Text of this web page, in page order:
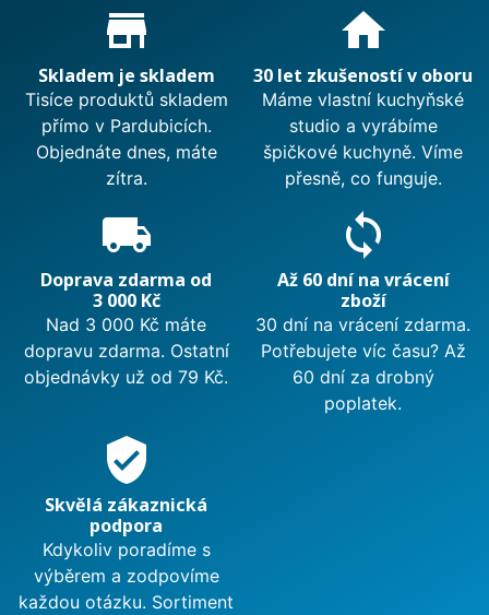
Proč nakupovat u nás?
store_mall_directory
Skladem je skladem
Tisíce produktů skladem
přímo v Pardubicích.
Objednáte dnes, máte
zítra.
home
30 let zkušeností v oboru
Máme vlastní kuchyňské
studio a vyrábíme
špičkové kuchyně. Víme
přesně, co funguje.
local_shipping
Doprava zdarma od
3 000 Kč
Nad 3 000 Kč máte
dopravu zdarma. Ostatní
objednávky už od 79 Kč.
sync
Až 60 dní na vrácení
zboží
30 dní na vrácení zdarma.
Potřebujete víc času? Až
60 dní za drobný
poplatek.
verified_user
Skvělá zákaznická
podpora
Kdykoliv poradíme s
výběrem a zodpovíme
každou otázku. Sortiment